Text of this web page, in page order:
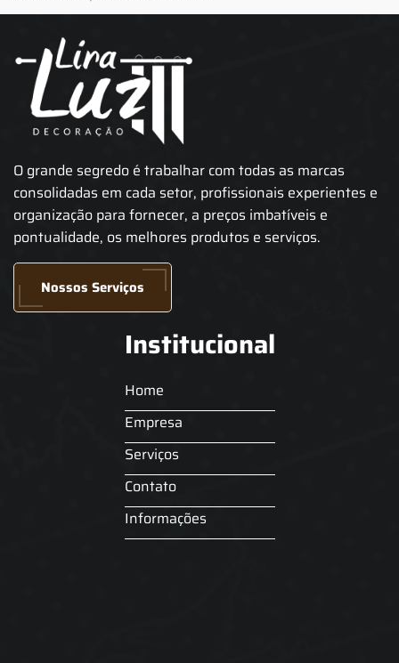
O grande segredo é trabalhar com todas as marcas
consolidadas em cada setor, profissionais experientes e
organização para fornecer, a preços imbatíveis e
pontualidade, os melhores produtos e serviços.
Nossos Serviços
Institucional
Home
Empresa
Serviços
Contato
Informações